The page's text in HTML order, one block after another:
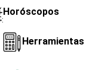
Horóscopos
Herramientas